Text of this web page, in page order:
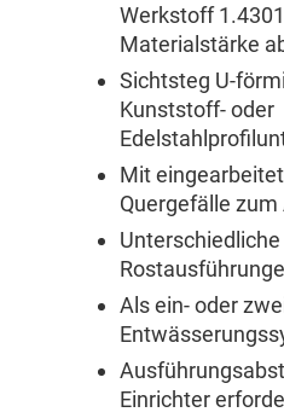
Werkstoff
Materialstärke
Sichtsteg U-
Kunststoff- oder
Mit
Quergefälle
Unterschiedliche
Als ein- oder
Einrichter